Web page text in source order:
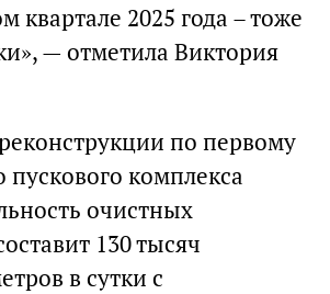
квартале 2025 года – тоже
— отметила Виктория
по первому
пускового комплекса
очистных
130 тысяч
в сутки с